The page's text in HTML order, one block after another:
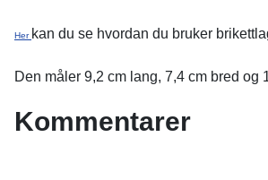
Her kan du se hvordan du bruker
Den måler 9,2 cm lang, 7,4 cm bred og
Kommentarer